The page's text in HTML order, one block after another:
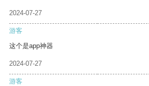
2024-07-27
游客
这个是app神器
2024-07-27
游客